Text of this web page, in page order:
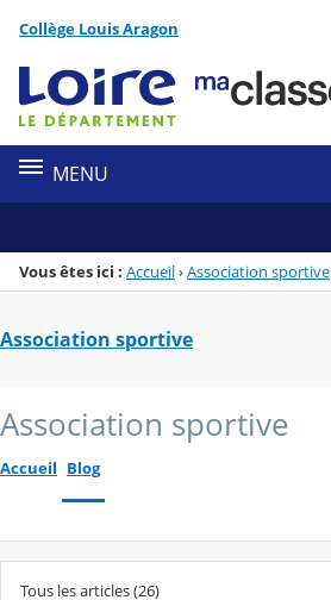
Menu de la rubrique
Contenu
Collège Louis Aragon
MENU
Vous êtes ici : Accueil›Association sportive
Association sportive
Association sportive
Accueil Blog
Tous les articles (26)